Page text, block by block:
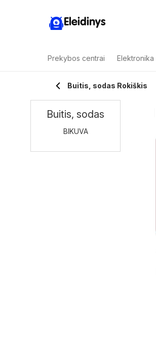
Eleidinys
Prekybos centrai Elektronika
Buitis, sodas Rokiškis
Buitis, sodas
BIKUVA